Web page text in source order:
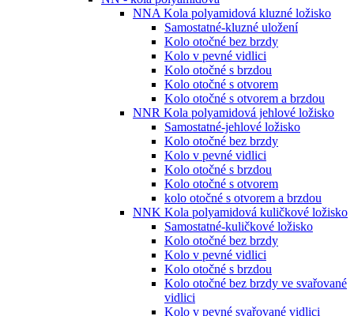
NNA Kola polyamidová kluzné ložisko
Samostatné-kluzné uložení
Kolo otočné bez brzdy
Kolo v pevné vidlici
Kolo otočné s brzdou
Kolo otočné s otvorem
Kolo otočné s otvorem a brzdou
NNR Kola polyamidová jehlové ložisko
Samostatné-jehlové ložisko
Kolo otočné bez brzdy
Kolo v pevné vidlici
Kolo otočné s brzdou
Kolo otočné s otvorem
kolo otočné s otvorem a brzdou
NNK Kola polyamidová kuličkové ložisko
Samostatné-kuličkové ložisko
Kolo otočné bez brzdy
Kolo v pevné vidlici
Kolo otočné s brzdou
Kolo otočné bez brzdy ve svařované
vidlici
Kolo v pevné svařované vidlici